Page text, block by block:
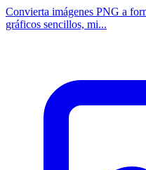
Convierta imágenes PNG a
gráficos sencillos, mi...